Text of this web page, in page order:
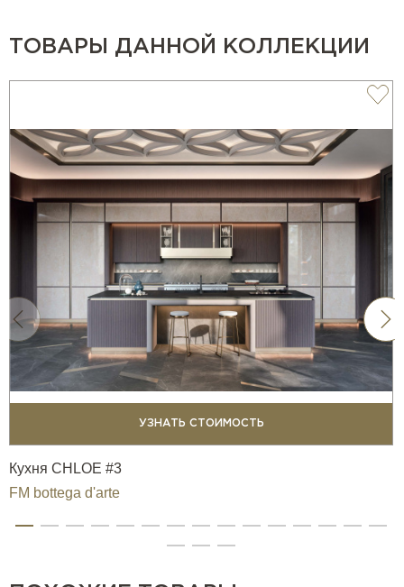
ТОВАРЫ ДАННОЙ КОЛЛЕКЦИИ
УЗНАТЬ СТОИМОСТЬ
Кухня CHLOE #3
FM bottega d'arte